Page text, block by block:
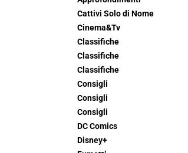
Cattivi Solo di Nome
Cinema&Tv
Classifiche
Classifiche
Classifiche
Consigli
Consigli
Consigli
DC Comics
Disney+